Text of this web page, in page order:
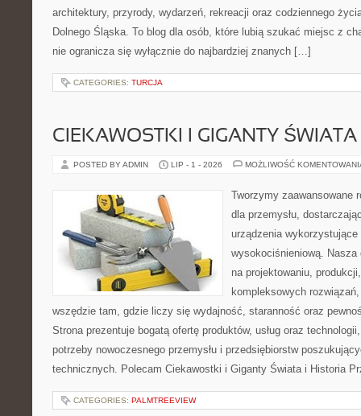
architektury, przyrody, wydarzeń, rekreacji oraz codziennego
Dolnego Śląska. To blog dla osób, które lubią szukać miejsc z
nie ogranicza się wyłącznie do najbardziej znanych […]
CATEGORIES: TURCJA
CIEKAWOSTKI I GIGANTY ŚWIATA
POSTED BY ADMIN LIP - 1 - 2026 MOŻLIWOŚĆ
Tworzymy zaawansowane
dla przemysłu,
urządzenia wykorzystujące
wysokociśnieniową. Nasza
na projektowaniu,
kompleksowych
wszędzie tam, gdzie liczy się wydajność, staranność oraz
Strona prezentuje bogatą ofertę produktów, usług oraz
potrzeby nowoczesnego przemysłu i przedsiębiorstw
technicznych. Polecam Ciekawostki i Giganty Świata i Historia
CATEGORIES: PALMTREEVIEW